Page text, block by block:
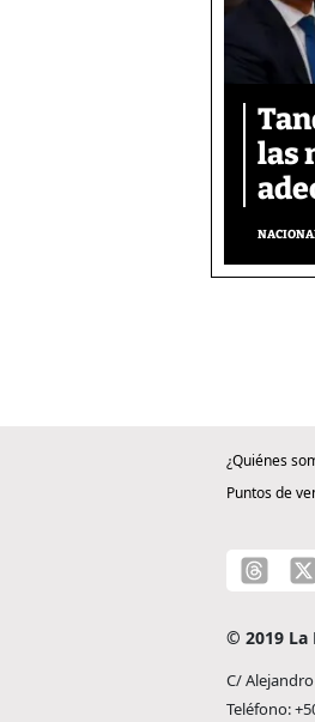
las
¿Quiénes
Puntos de
© 2019 La
C/
Teléfono: